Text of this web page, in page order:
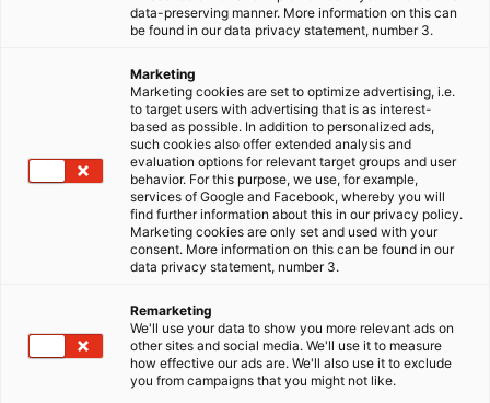
HFFR, các hệ thống đùn lớp vỏ bên ngoài vào lõi hoạt
động theo cách tự động hóa cao. Tuy nhiên, hiệu suất
và năng suất của họ chỉ tốt khi có người vận hành
máy móc, người vận hành như Erich Kohlbauer. Anh
ta kiểm tra lõi trước khi bắt đầu, chọn công cụ cho
công thức vỏ bọc nhất định và căn giữa các lõi để
cáp chạy đồng tâm trên toàn bộ chiều dài. Nhìn
chung, công việc của người vận hành là theo dõi quá
có thể phát hiện những biến động trong ứng dụng và
phản ứng tương ứng. Tuy nhiên, điều đó hiếm khi cần
data-preserving manner. More information on this can
be found in our data privacy statement, number 3.
Marketing
Marketing cookies are set to optimize advertising, i.e.
to target users with advertising that is as interest-
based as possible. In addition to personalized ads,
such cookies also offer extended analysis and
evaluation options for relevant target groups and user
behavior. For this purpose, we use, for example,
services of Google and Facebook, whereby you will
find further information about this in our privacy policy.
Marketing cookies are only set and used with your
consent. More information on this can be found in our
data privacy statement, number 3.
Remarketing
We'll use your data to show you more relevant ads on
other sites and social media. We'll use it to measure
how effective our ads are. We'll also use it to exclude
you from campaigns that you might not like.